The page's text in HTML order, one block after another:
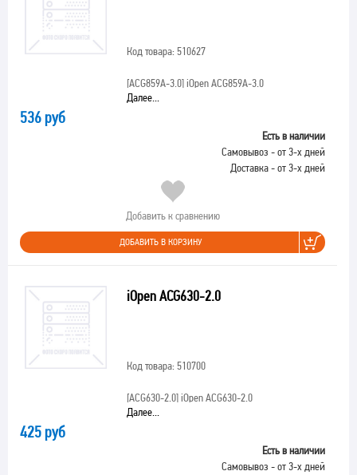
Код товара: 510627
[ACG859A-3.0]iOpen ACG859A-3.0
Далее...
536 руб
Есть в наличии
Самовывоз - от 3-х дней
Доставка - от 3-х дней
Добавить к сравнению
ДОБАВИТЬ В КОРЗИНУ
iOpen ACG630-2.0
Код товара: 510700
[ACG630-2.0]iOpen ACG630-2.0
Далее...
425 руб
Есть в наличии
Самовывоз - от 3-х дней